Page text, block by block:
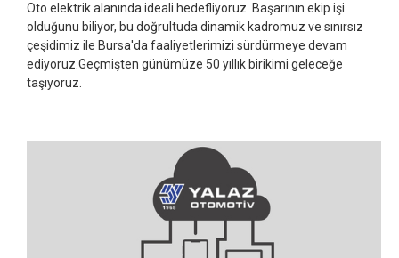
Oto elektrik alanında ideali hedefliyoruz. Başarının ekip işi
olduğunu biliyor, bu doğrultuda dinamik kadromuz ve sınırsız
çeşidimiz ile Bursa'da faaliyetlerimizi sürdürmeye devam
ediyoruz.Geçmişten günümüze 50 yıllık birikimi geleceğe
taşıyoruz.